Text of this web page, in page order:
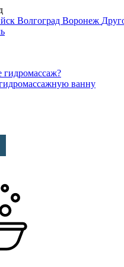
Волгоград Воронеж
гидромассаж?
ванну